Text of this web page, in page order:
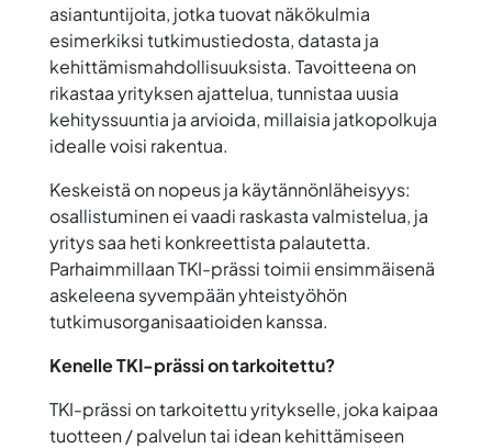
asiantuntijoita, jotka tuovat näkökulmia
esimerkiksi tutkimustiedosta, datasta ja
kehittämismahdollisuuksista. Tavoitteena on
rikastaa yrityksen ajattelua, tunnistaa uusia
kehityssuuntia ja arvioida, millaisia jatkopolkuja
idealle voisi rakentua.
Keskeistä on nopeus ja käytännönläheisyys:
osallistuminen ei vaadi raskasta valmistelua, ja
yritys saa heti konkreettista palautetta.
Parhaimmillaan TKI-prässi toimii ensimmäisenä
askeleena syvempään yhteistyöhön
tutkimusorganisaatioiden kanssa.
Kenelle TKI-prässi on tarkoitettu?
TKI-prässi on tarkoitettu yritykselle, joka kaipaa
tuotteen / palvelun tai idean kehittämiseen